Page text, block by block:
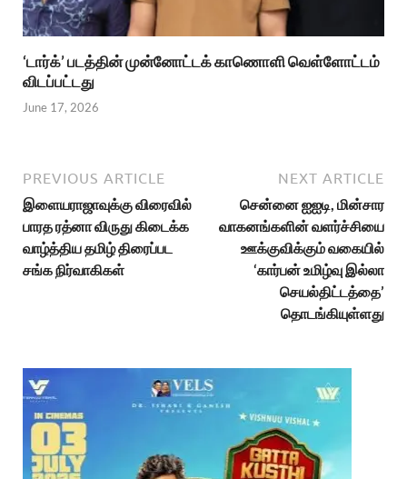
‘டார்க்’ படத்தின் முன்னோட்டக் காணொளி வெள்ளோட்டம்
விடப்பட்டது
June 17, 2026
PREVIOUS ARTICLE
இளையராஜாவுக்கு விரைவில்
பாரத ரத்னா விருது கிடைக்க
வாழ்த்திய தமிழ் திரைப்பட
சங்க நிர்வாகிகள்
NEXT ARTICLE
சென்னை ஐஐடி, மின்சார
வாகனங்களின் வளர்ச்சியை
ஊக்குவிக்கும் வகையில்
‘கார்பன் உமிழ்வு இல்லா
செயல்திட்டத்தை’
தொடங்கியுள்ளது